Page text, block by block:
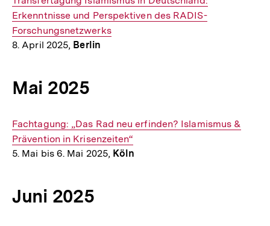
Link:
Erkenntnisse und Perspektiven des RADIS-
Forschungsnetzwerks
8. April 2025, Berlin
Mai 2025
Interner
Link:
Fachtagung: „Das Rad neu erfinden? Islamismus &
Prävention in Krisenzeiten“
5. Mai bis 6. Mai 2025, Köln
Juni 2025